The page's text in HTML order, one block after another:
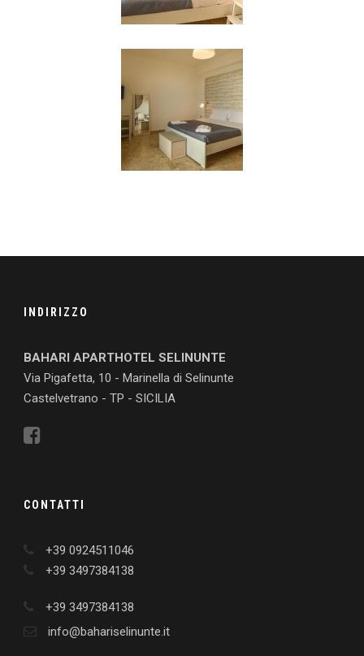
INDIRIZZO
BAHARI APARTHOTEL SELINUNTE
Via Pigafetta, 10 - Marinella di Selinunte
Castelvetrano - TP - SICILIA
CONTATTI
+39 0924511046
+39 3497384138
+39 3497384138
info@bahariselinunte.it